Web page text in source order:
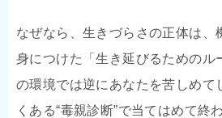
なぜなら、生きづらさの正体は、
身につけた「生き延びるためのル
の環境では逆にあなたを苦しめて
くある“毒親診断”で当てはめて終